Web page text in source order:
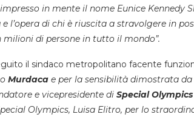
in mente il nome Eunice Kennedy
l’opera di chi è riuscita a stravolgere in
milioni di persone in tutto il mondo”.
il sindaco metropolitano facente
Murdaca e per la sensibilità dimostrata
e vicepresidente di Special
Olympics, Luisa Elitro, per lo